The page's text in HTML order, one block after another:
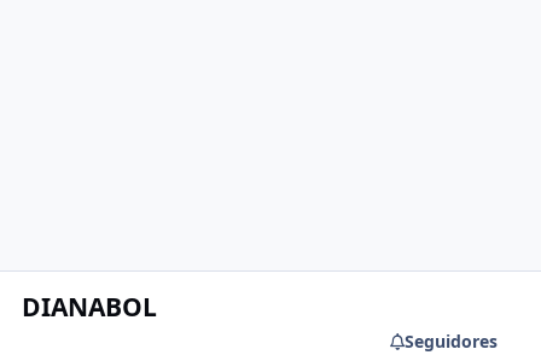
DIANABOL
Seguidores